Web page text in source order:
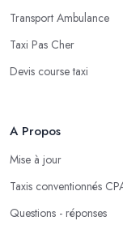
Transport Ambulance
Taxi Pas Cher
Devis course taxi
A Propos
Mise à jour
Taxis conventionnés
Questions - réponses